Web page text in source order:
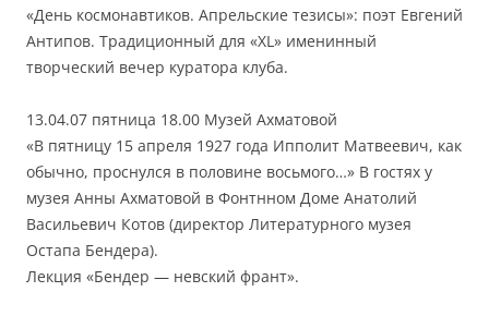
«День космонавтиков. Апрельские тезисы»: поэт Евгений
Антипов. Традиционный для «XL» именинный
творческий вечер куратора клуба.
13.04.07 пятница 18.00 Музей Ахматовой
«В пятницу 15 апреля 1927 года Ипполит Матвеевич, как
обычно, проснулся в половине восьмого…» В гостях у
музея Анны Ахматовой в Фонтнном Доме Анатолий
Васильевич Котов (директор Литературного музея
Остапа Бендера).
Лекция «Бендер — невский франт».